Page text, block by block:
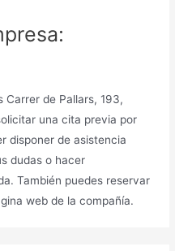
Carrer de Pallars, 193,
una cita previa por
disponer de asistencia
dudas o hacer
También puedes reservar
web de la compañía.